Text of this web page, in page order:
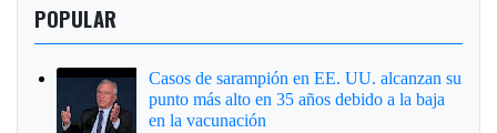
POPULAR
Casos de sarampión en EE. UU. alcanzan su
punto más alto en 35 años debido a la baja
en la vacunación